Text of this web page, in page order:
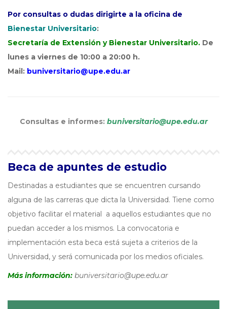
Por consultas o dudas dirigirte a la oficina de
Bienestar Universitario:
Secretaría de Extensión y Bienestar Universitario. De
lunes a viernes de 10:00 a 20:00 h.
Mail: buniversitario@upe.edu.ar
Consultas e informes: buniversitario@upe.edu.ar
Beca de apuntes de estudio
Destinadas a estudiantes que se encuentren cursando
alguna de las carreras que dicta la Universidad. Tiene como
objetivo facilitar el material a aquellos estudiantes que no
puedan acceder a los mismos. La convocatoria e
implementación esta beca está sujeta a criterios de la
Universidad, y será comunicada por los medios oficiales.
Más información: buniversitario@upe.edu.ar